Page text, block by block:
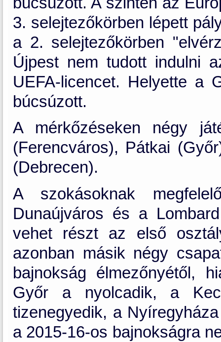
3. selejtezőkörben lépett
a 2. selejtezőkörben
Újpest nem tudott indulni
UEFA-licencet. Helyette a
búcsúzott.
A mérkőzéseken négy
(Ferencváros), Pátkai
(Debrecen).
A szokásoknak
Dunaújváros és a
vehet részt az első
azonban másik négy
bajnokság élmezőnyétől,
Győr a nyolcadik, a
tizenegyedik, a
a 2015-16-os bajnokságra